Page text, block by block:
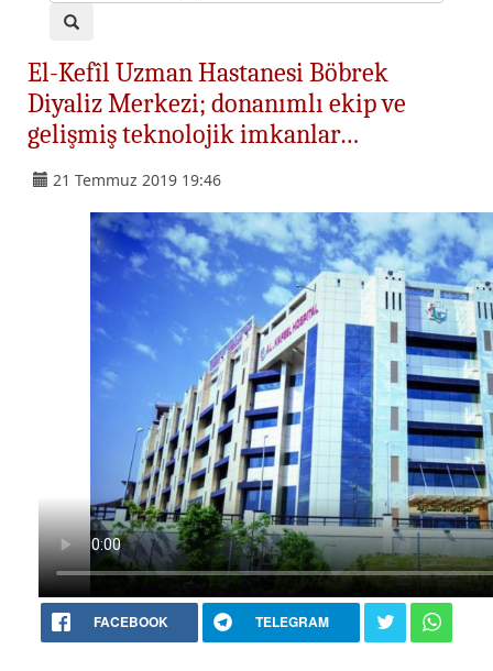
El-Kefîl Uzman Hastanesi Böbrek
Diyaliz Merkezi; donanımlı ekip ve
gelişmiş teknolojik imkanlar…
21 Temmuz 2019 19:46
FACEBOOK TELEGRAM